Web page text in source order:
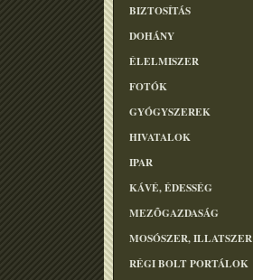
BIZTOSÍTÁS
DOHÁNY
ÉLELMISZER
FOTÓK
GYÓGYSZEREK
HIVATALOK
IPAR
KÁVÉ, ÉDESSÉG
MEZÕGAZDASÁG
MOSÓSZER, ILLATSZER
RÉGI BOLT PORTÁLOK